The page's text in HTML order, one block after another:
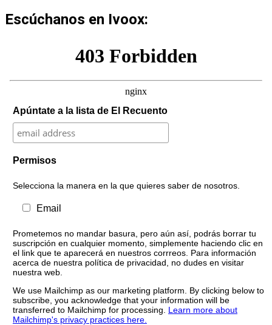
Escúchanos en Ivoox:
Apúntate a la lista de El Recuento
Permisos
Selecciona la manera en la que quieres saber de nosotros.
Email
Prometemos no mandar basura, pero aún así, podrás borrar tu
suscripción en cualquier momento, simplemente haciendo clic en
el link que te aparecerá en nuestros corrreos. Para información
acerca de nuestra política de privacidad, no dudes en visitar
nuestra web.
We use Mailchimp as our marketing platform. By clicking below to
subscribe, you acknowledge that your information will be
transferred to Mailchimp for processing. Learn more about
Mailchimp's privacy practices here.